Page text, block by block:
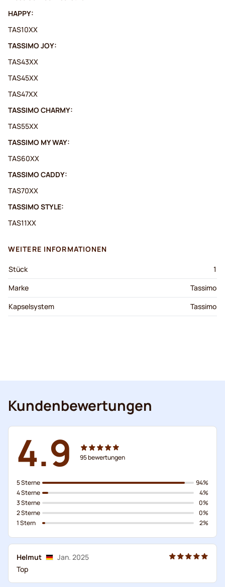
HAPPY:
TAS10XX
TASSIMO JOY:
TAS43XX
TAS45XX
TAS47XX
TASSIMO CHARMY:
TAS55XX
TASSIMO MY WAY:
TAS60XX
TASSIMO CADDY:
TAS70XX
TASSIMO STYLE:
TAS11XX
WEITERE INFORMATIONEN
Stück
1
Marke
Tassimo
Kapselsystem
Tassimo
Kundenbewertungen
4.9 95bewertungen
5 Sterne
4 Sterne
3 Sterne
2 Sterne
1 Stern
94%
4%
0%
0%
2%
Helmut
Jan. 2025
Top